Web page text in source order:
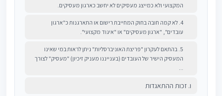
המקצועי ולא כמייצג מעסיקים לא יחשב כארגון מעסיקים.
4. לא קמה חובה בחוק המחייבת רישום או התארגנות כ"ארגון
עובדים", "ארגון מעסיקים" או "איגוד מקצועי".
5. בהתאם לעקרון "פריצת האוניברסליות" ניתן לראות במי שאינו
המעסיק הישיר של העובדים (בענייננו מעניק זיכיון) "מעסיק" לצורך
...
ו. זכות ההתאגדות